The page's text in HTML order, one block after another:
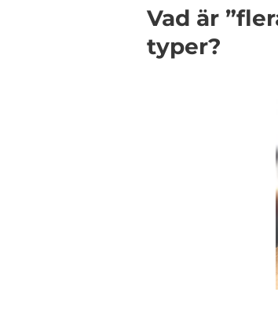
Vad är
typer?